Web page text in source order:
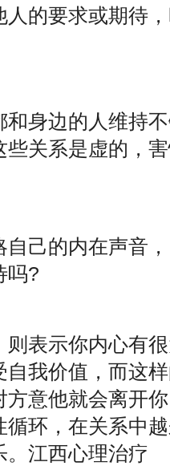
人的要求或期待
和身边的人维持
些关系是虚的，
己的内在声音
吗?
则表示你内心有
我价值，而这
意他就会离开
环，在关系中
。江西心理治疗